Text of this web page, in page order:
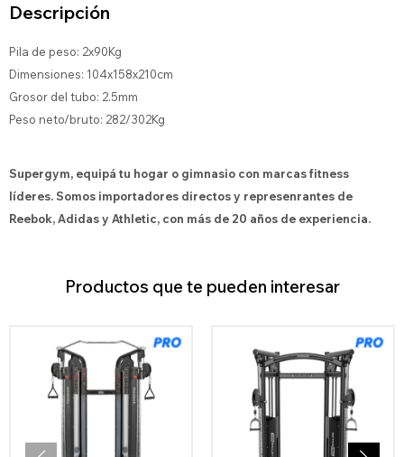
Descripción
Pila de peso: 2x90Kg
Dimensiones: 104x158x210cm
Grosor del tubo: 2.5mm
Peso neto/bruto: 282/302Kg
Supergym, equipá tu hogar o gimnasio con marcas fitness
líderes. Somos importadores directos y represenrantes de
Reebok, Adidas y Athletic, con más de 20 años de experiencia.
Productos que te pueden interesar